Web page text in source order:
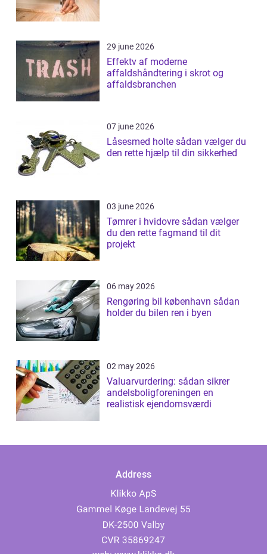
29 june 2026
Effektv af moderne
affaldshåndtering i skrot og
affaldsbranchen
07 june 2026
Låsesmed holte sådan vælger du
den rette hjælp til din sikkerhed
03 june 2026
Tømrer i hvidovre sådan vælger
du den rette fagmand til dit
projekt
06 may 2026
Rengøring bil københavn sådan
holder du bilen ren i byen
02 may 2026
Valuarvurdering: sådan sikrer
andelsboligforeningen en
realistisk ejendomsværdi
Address